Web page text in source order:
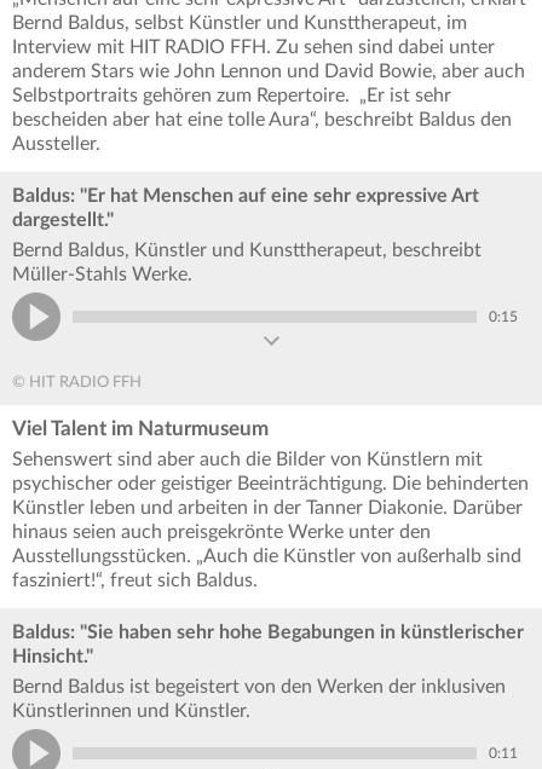
Bernd Baldus, selbst Künstler und Kunsttherapeut, im
Interview mit HIT RADIO FFH. Zu sehen sind dabei unter
anderem Stars wie John Lennon und David Bowie, aber auch
Selbstportraits gehören zum Repertoire. „Er ist sehr
bescheiden aber hat eine tolle Aura“, beschreibt Baldus den
Aussteller.
Baldus: "Er hat Menschen auf eine sehr expressive Art
dargestellt."
Bernd Baldus, Künstler und Kunsttherapeut, beschreibt
Müller-Stahls Werke.
0:15
© HIT RADIO FFH
Viel Talent im Naturmuseum
Sehenswert sind aber auch die Bilder von Künstlern mit
psychischer oder geistiger Beeinträchtigung. Die behinderten
Künstler leben und arbeiten in der Tanner Diakonie. Darüber
hinaus seien auch preisgekrönte Werke unter den
Ausstellungsstücken. „Auch die Künstler von außerhalb sind
fasziniert!“, freut sich Baldus.
Baldus: "Sie haben sehr hohe Begabungen in künstlerischer
Hinsicht."
Bernd Baldus ist begeistert von den Werken der inklusiven
Künstlerinnen und Künstler.
0:11